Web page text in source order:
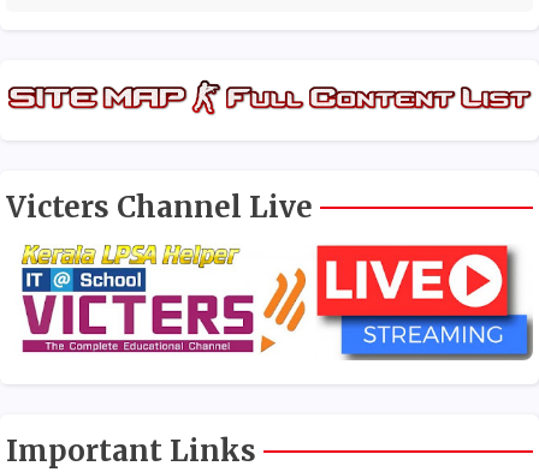
Victers Channel Live
Important Links